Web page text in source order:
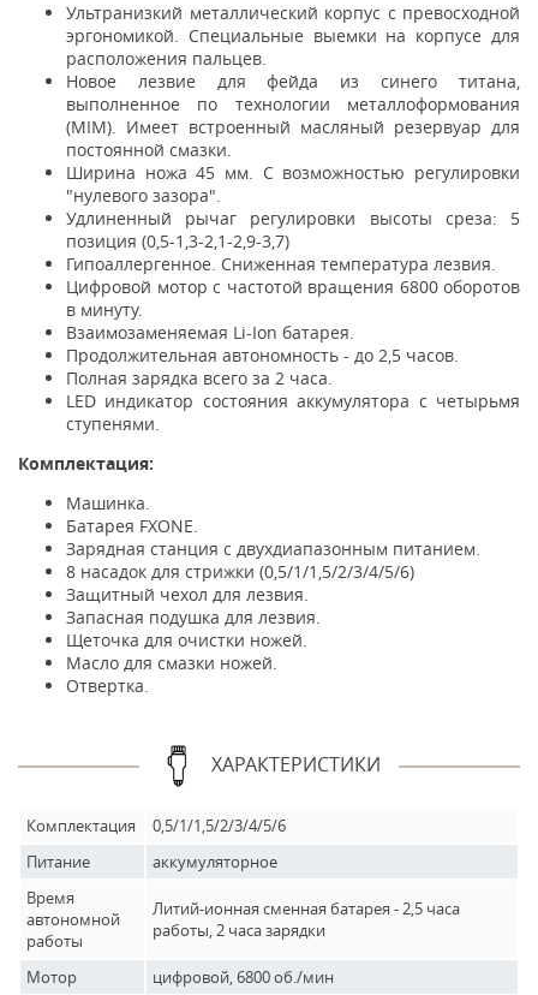
Ультранизкий металлический корпус с превосходной
эргономикой. Специальные выемки на корпусе для
расположения пальцев.
Новое лезвие для фейда из синего титана,
выполненное по технологии металлоформования
(MIM). Имеет встроенный масляный резервуар для
постоянной смазки.
Ширина ножа 45 мм. С возможностью регулировки
"нулевого зазора".
Удлиненный рычаг регулировки высоты среза: 5
позиция (0,5-1,3-2,1-2,9-3,7)
Гипоаллергенное. Сниженная температура лезвия.
Цифровой мотор с частотой вращения 6800 оборотов
в минуту.
Взаимозаменяемая Li-Ion батарея.
Продолжительная автономность - до 2,5 часов.
Полная зарядка всего за 2 часа.
LED индикатор состояния аккумулятора с четырьмя
ступенями.
Комплектация:
Машинка.
Батарея FXONE.
Зарядная станция с двухдиапазонным питанием.
8 насадок для стрижки (0,5/1/1,5/2/3/4/5/6)
Защитный чехол для лезвия.
Запасная подушка для лезвия.
Щеточка для очистки ножей.
Масло для смазки ножей.
Отвертка.
ХАРАКТЕРИСТИКИ
Комплектация
0,5/1/1,5/2/3/4/5/6
Питание
аккумуляторное
Время
автономной
работы
Литий-ионная сменная батарея - 2,5 часа
работы, 2 часа зарядки
Мотор цифровой, 6800 об./мин